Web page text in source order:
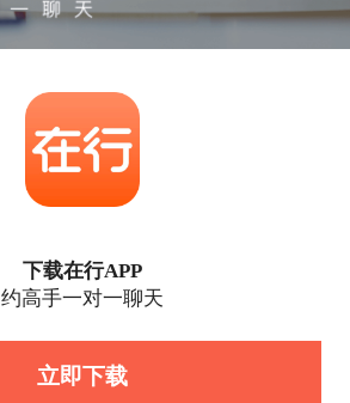
下载在行APP
约高手一对一聊天
立即下载